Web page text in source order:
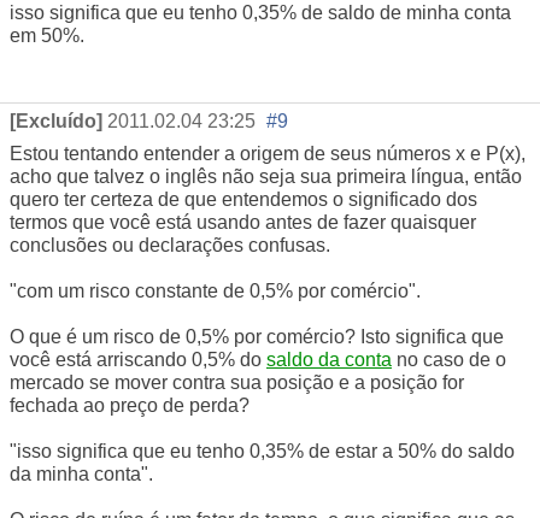
isso significa que eu tenho 0,35% de saldo de minha conta
em 50%.
[Excluído] 2011.02.04 23:25 #9
Estou tentando entender a origem de seus números x e P(x),
acho que talvez o inglês não seja sua primeira língua, então
quero ter certeza de que entendemos o significado dos
termos que você está usando antes de fazer quaisquer
conclusões ou declarações confusas.
"com um risco constante de 0,5% por comércio".
O que é um risco de 0,5% por comércio? Isto significa que
você está arriscando 0,5% do saldo da conta no caso de o
mercado se mover contra sua posição e a posição for
fechada ao preço de perda?
"isso significa que eu tenho 0,35% de estar a 50% do saldo
da minha conta".